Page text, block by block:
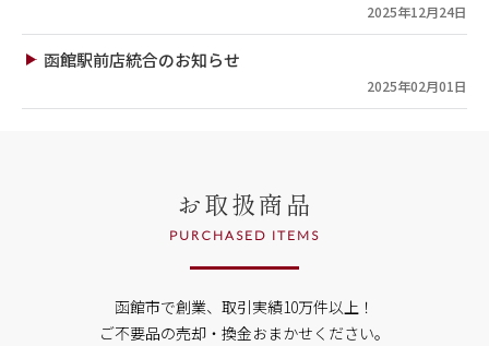
2025年12月24日
函館駅前店統合のお知らせ
2025年02月01日
お取扱商品
PURCHASED ITEMS
函館市で創業、取引実績10万件以上！
ご不要品の売却・換金おまかせください。